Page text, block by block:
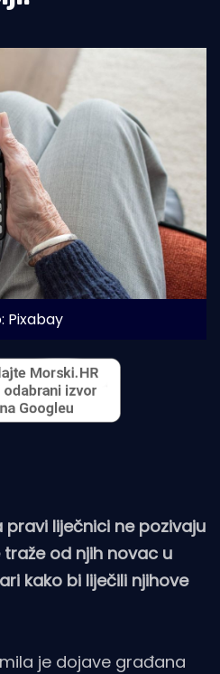
Pixabay
liječnici ne pozivaju
od njih novac u
kako bi liječili njihove
je dojave građana